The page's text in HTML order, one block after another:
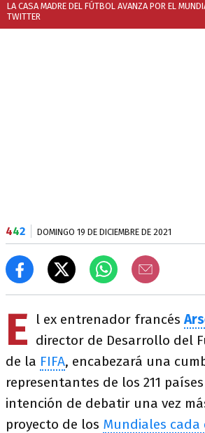
LA CASA MADRE DEL FÚTBOL AVANZA POR EL
TWITTER
442 DOMINGO 19 DE DICIEMBRE DE 2021
E l ex entrenador francés
director de Desarrollo del
de la FIFA, encabezará una
representantes de los 211
intención de debatir una vez
proyecto de los Mundiales cada